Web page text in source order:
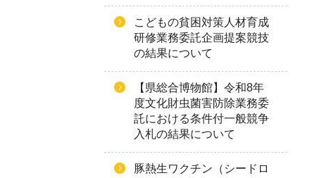
こどもの貧困対策人材育成
研修業務委託企画提案競技
の結果について
【県総合博物館】令和8年
度文化財虫菌害防除業務委
託における条件付一般競争
入札の結果について
豚熱生ワクチン（シードロ